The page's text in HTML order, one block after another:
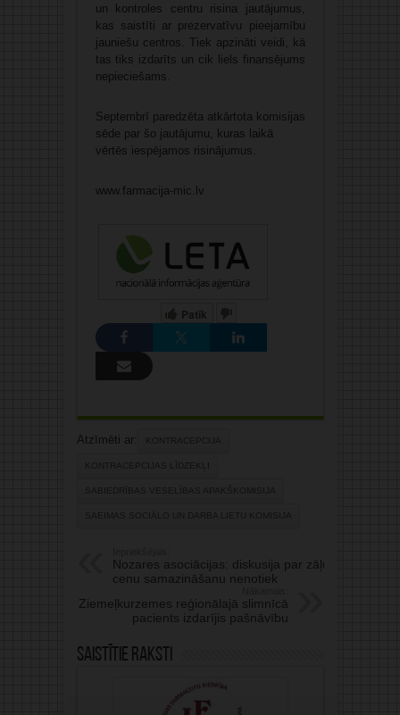
un kontroles centru risina jautājumus,
kas saistīti ar prezervatīvu pieejamību
jauniešu centros. Tiek apzināti veidi, kā
tas tiks izdarīts un cik liels finansējums
nepieciešams.
Septembrī paredzēta atkārtota komisijas
sēde par šo jautājumu, kuras laikā
vērtēs iespējamos risinājumus.
www.farmacija-mic.lv
Patīk
Atzīmēti ar: KONTRACEPCIJA
KONTRACEPCIJAS LĪDZEKĻI
SABIEDRĪBAS VESELĪBAS APAKŠKOMISIJA
SAEIMAS SOCIĀLO UN DARBA LIETU KOMISIJA
Nozares asociācijas: diskusija par zāļu
cenu samazināšanu nenotiek
Ziemeļkurzemes reģionālajā slimnīcā
pacients izdarījis pašnāvību
Saistītie raksti